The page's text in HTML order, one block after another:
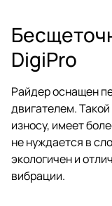
DigiPro
Райдер оснащен
двигателем.
износу, имеет
не нуждается в
экологичен и
вибрации.